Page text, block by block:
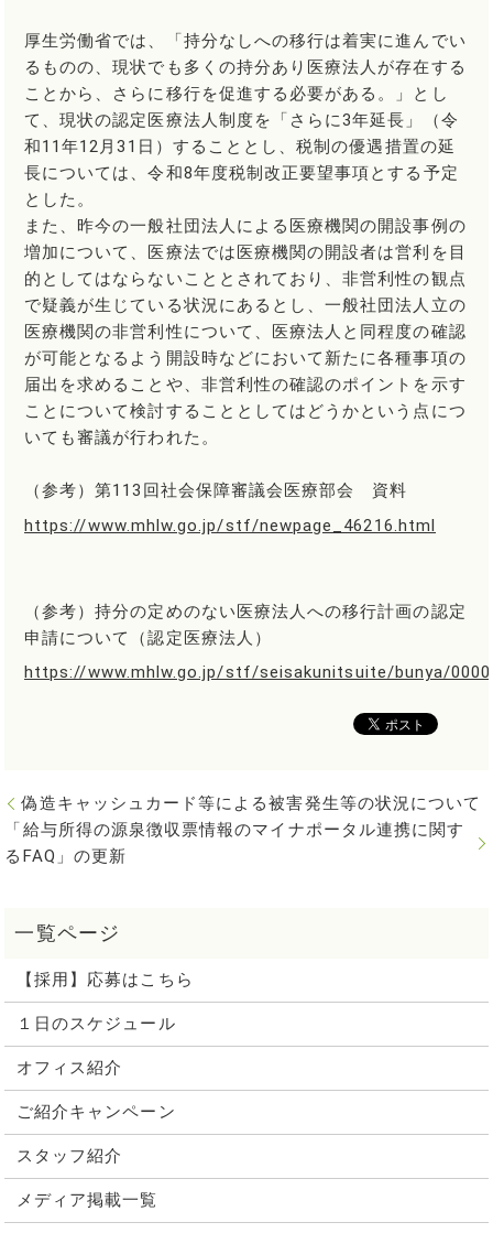
厚生労働省では、「持分なしへの移行は着実に進んでい
るものの、現状でも多くの持分あり医療法人が存在する
ことから、さらに移行を促進する必要がある。」とし
て、現状の認定医療法人制度を「さらに3年延長」（令
和11年12月31日）することとし、税制の優遇措置の延
長については、令和8年度税制改正要望事項とする予定
とした。
また、昨今の一般社団法人による医療機関の開設事例の
増加について、医療法では医療機関の開設者は営利を目
的としてはならないこととされており、非営利性の観点
で疑義が生じている状況にあるとし、一般社団法人立の
医療機関の非営利性について、医療法人と同程度の確認
が可能となるよう開設時などにおいて新たに各種事項の
届出を求めることや、非営利性の確認のポイントを示す
ことについて検討することとしてはどうかという点につ
いても審議が行われた。
（参考）第113回社会保障審議会医療部会 資料
https://www.mhlw.go.jp/stf/newpage_46216.html
（参考）持分の定めのない医療法人への移行計画の認定
申請について（認定医療法人）
https://www.mhlw.go.jp/stf/seisakunitsuite/bunya/
偽造キャッシュカード等による被害発生等の状況について
「給与所得の源泉徴収票情報のマイナポータル連携に関す
るFAQ」の更新
【採用】応募はこちら
１日のスケジュール
オフィス紹介
ご紹介キャンペーン
スタッフ紹介
メディア掲載一覧